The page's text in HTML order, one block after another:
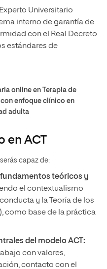
Universitario
interno de garantía de
con el Real Decreto
estándares de
online en Terapia de
enfoque clínico en
adulta
en ACT
capaz de:
fundamentos teóricos y
el contextualismo
y la Teoría de los
como base de la práctica
del modelo ACT:
con valores,
contacto con el